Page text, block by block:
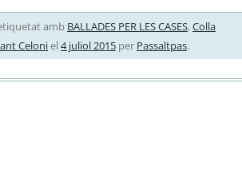
amb BALLADES PER LES CASES,Colla
Celoniel 4 juliol 2015per Passaltpas.